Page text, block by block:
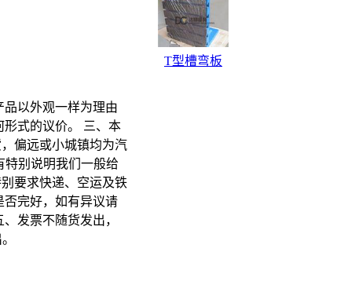
品以外观一样为理由
式的议价。 三、本
偏远或小城镇均为汽
特别说明我们一般给
要求快递、空运及铁
否完好，如有异议请
发票不随货发出，
T型槽弯板